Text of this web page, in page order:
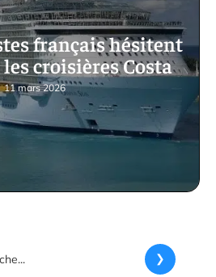
français hésitent
croisières Costa
11 mars 2026